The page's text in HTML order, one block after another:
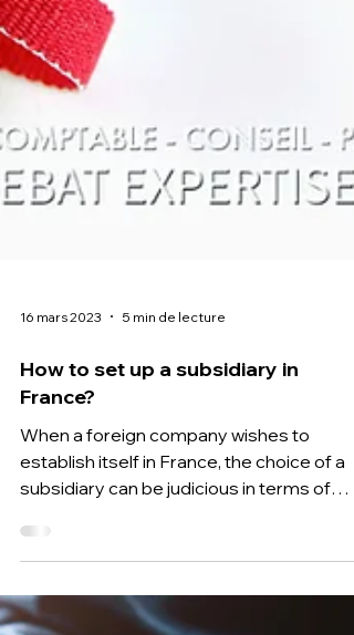
5 min de lecture
How to set up a subsidiary in
France?
When a foreign company wishes to
establish itself in France, the choice of a